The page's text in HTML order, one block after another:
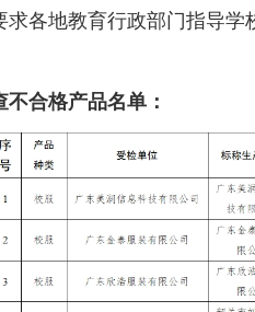
地教育行政部门指导学
合格产品名单：